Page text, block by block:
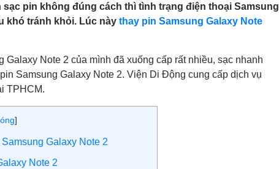
pin không đúng cách thì tình trạng điện thoại Samsung
khó tránh khỏi. Lúc này thay pin Samsung Galaxy Note
Note 2 của mình đã xuống cấp rất nhiều, sạc nhanh
Samsung Galaxy Note 2. Viện Di Động cung cấp dịch vụ
TPHCM.
]
Galaxy Note 2
Note 2